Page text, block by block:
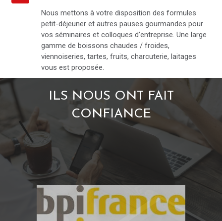
Nous mettons à votre disposition des formules
petit-déjeuner et autres pauses gourmandes pour
vos séminaires et colloques d’entreprise. Une large
gamme de boissons chaudes / froides,
viennoiseries, tartes, fruits, charcuterie, laitages
vous est proposée.
ILS NOUS ONT FAIT
CONFIANCE